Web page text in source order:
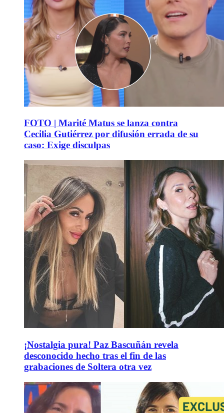
FOTO | Marité Matus se lanza contra
Cecilia Gutiérrez por difusión errada de su
caso: Exige disculpas
¡Nostalgia pura! Paz Bascuñán revela
desconocido hecho tras el fin de las
grabaciones de Soltera otra vez